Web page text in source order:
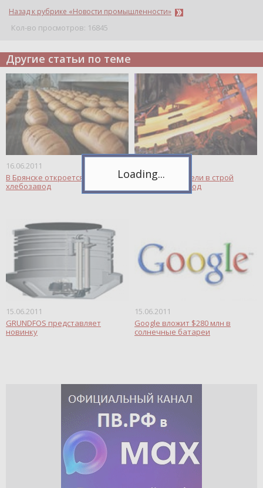
Назад к рубрике «Новости промышленности»
Кол-во просмотров: 16845
Другие статьи по теме
16.06.2011
В Брянске откроется новый
хлебозавод
В Иордании ввели в строй
прокатный завод
15.06.2011
GRUNDFOS представляет
новинку
15.06.2011
Google вложит $280 млн в
солнечные батареи
Telegram
Подпишитесь на канал,
чтобы следить за новостями.
Спасибо, я уже с вами!